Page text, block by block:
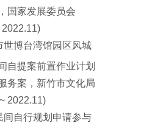
国家发展委员会
2022.11)
世博台湾馆园区风城
自提案前置作业计划
务案，新竹市文化局
2022.11)
间自行规划申请参与